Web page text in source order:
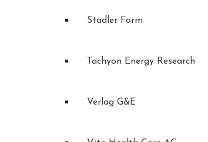
Stadler Form
Tachyon Energy Research
Verlag G&E